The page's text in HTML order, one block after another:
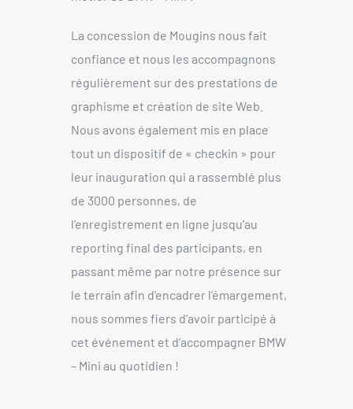
La concession de Mougins nous fait
confiance et nous les accompagnons
régulièrement sur des prestations de
graphisme et création de site Web.
Nous avons également mis en place
tout un dispositif de « checkin » pour
leur inauguration qui a rassemblé plus
de 3000 personnes, de
l’enregistrement en ligne jusqu’au
reporting final des participants, en
passant même par notre présence sur
le terrain afin d’encadrer l’émargement,
nous sommes fiers d’avoir participé à
cet événement et d’accompagner BMW
– Mini au quotidien !